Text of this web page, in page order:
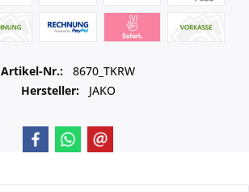
Artikel-Nr.:
8670_TKRW
Hersteller:
JAKO